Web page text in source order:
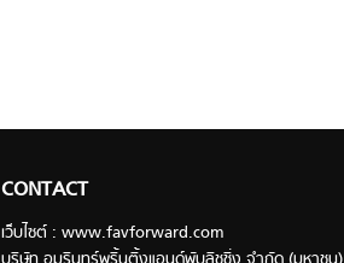
CONTACT
เว็บไซต์ : www.favforward.com